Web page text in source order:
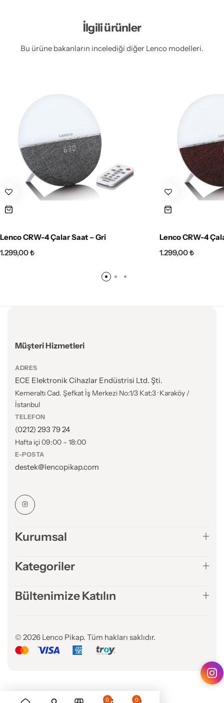
İlgili ürünler
Bu ürüne bakanların incelediği diğer Lenco modelleri.
Lenco CRW-4 Çalar Saat – Gri
1.299,00₺
Lenco CRW-4
1.299,00₺
Müşteri Hizmetleri
ADRES
ECE Elektronik Cihazlar Endüstrisi Ltd. Şti.
Kemeraltı Cad. Şefkat İş Merkezi No:1/3 Kat:3 · Karaköy /
İstanbul
TELEFON
(0212) 293 79 24
Hafta içi 09:00 – 18:00
E-POSTA
destek@lencopikap.com
Kurumsal
Kategoriler
Bültenimize Katılın
© 2026 Lenco Pikap. Tüm hakları saklıdır.
0 0